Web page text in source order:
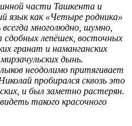
части Ташкента и
язык как «Четыре родника»
многолюдно, шумно,
сдобных лепёшек, восточных
гранат и наманганских
дынь.
неодолимо притягивает
пробирался сквозь это
и был заметно растерян.
такого красочного